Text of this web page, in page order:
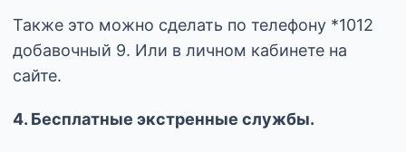
Также это можно сделать по телефону *1012
добавочный 9. Или в личном кабинете на
сайте.
4. Бесплатные экстренные службы.